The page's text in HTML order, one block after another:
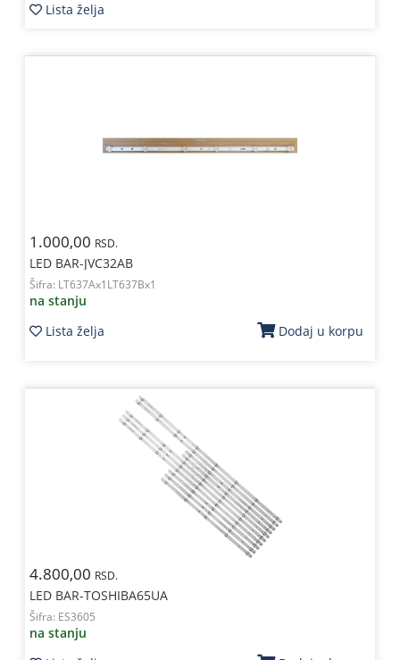
Lista želja
1.000,00 RSD.
LED BAR-JVC32AB
Šifra: LT637Ax1LT637Bx1
na stanju
Lista želja
Dodaj u korpu
4.800,00 RSD.
LED BAR-TOSHIBA65UA
Šifra: ES3605
na stanju